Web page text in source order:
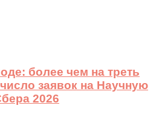
более чем на треть
заявок на Научную
2026